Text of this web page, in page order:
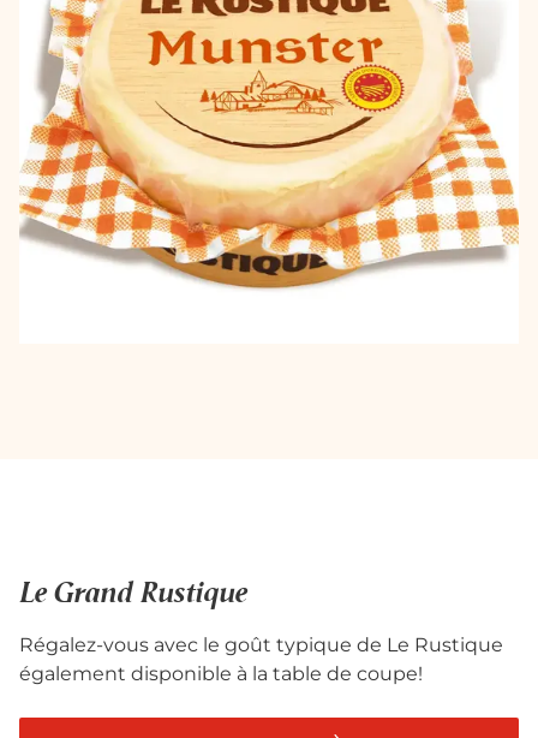
Le Grand Rustique
Régalez-vous avec le goût typique de Le Rustique
également disponible à la table de coupe!